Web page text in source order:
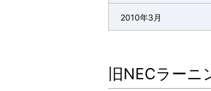
2010年3月
旧NECラーニ